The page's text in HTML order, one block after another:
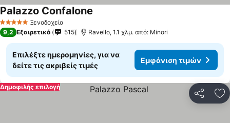
5 Αστέρια Ξενοδοχείο
Palazzo Confalone
9,2 Εξαιρετικό 515 Ravello, 1.1 χλμ. από: Minori
Επιλέξτε ημερομηνίες, για να
δείτε τις ακριβείς τιμές
Εμφάνιση τιμών
Δημοφιλής επιλογή